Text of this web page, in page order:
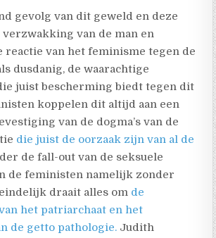
gevolg van dit geweld en deze
van de man en
reactie van het feminisme tegen de
dusdanig, de waarachtige
juist bescherming biedt tegen dit
koppelen dit altijd aan een
van de dogma’s van de
die juist de oorzaak zijn van al de
de fall-out van de seksuele
de feministen namelijk zonder
draait alles om de
het patriarchaat en het
de getto pathologie. Judith